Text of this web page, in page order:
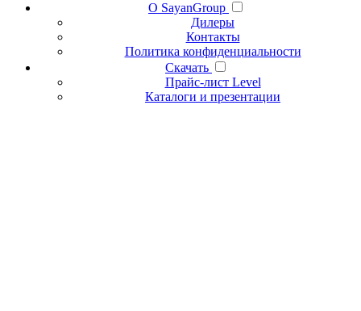
О SayanGroup
Дилеры
Контакты
Политика конфиденциальности
Скачать
Прайс-лист Level
Каталоги и презентации